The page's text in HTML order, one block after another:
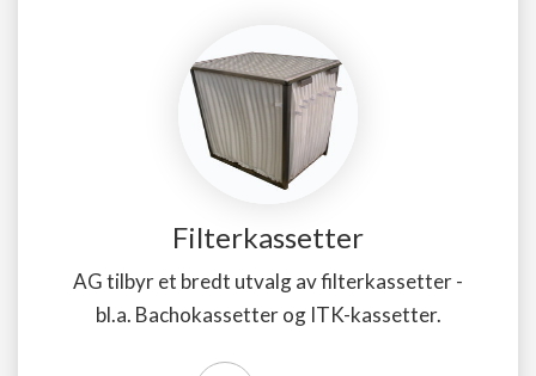
Filterkassetter
AG tilbyr et bredt utvalg av filterkassetter -
bl.a. Bachokassetter og ITK-kassetter.